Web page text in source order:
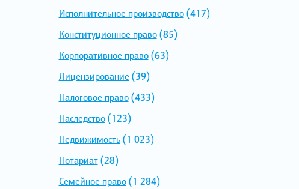
Исполнительное производство(417)
Конституционное право(85)
Корпоративное право(63)
Лицензирование (39)
Налоговое право(433)
Наследство(123)
Недвижимость(1 023)
Нотариат(28)
Семейное право(1 284)